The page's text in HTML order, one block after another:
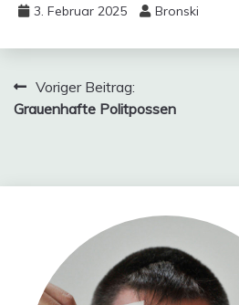
3. Februar 2025 Bronski
Beitragsnavigation
Voriger Beitrag:
Grauenhafte Politpossen